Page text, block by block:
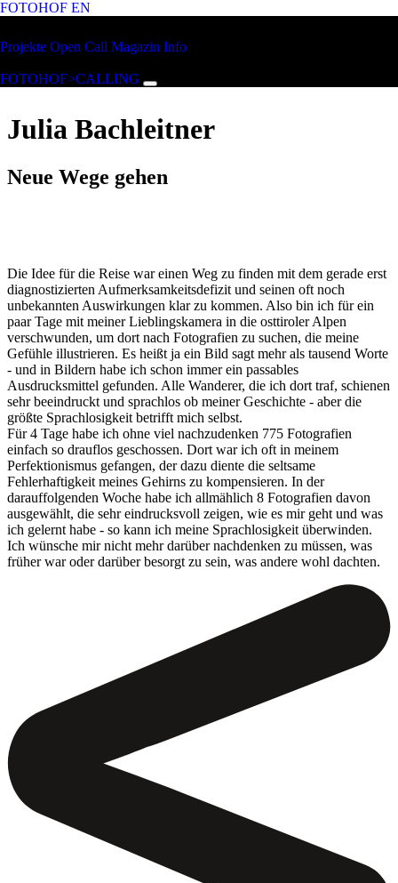
Zum Hauptinhalt springen
FOTOHOF EN
Projekte Open Call Magazin Info
FOTOHOF>CALLING
Julia Bachleitner
Neue Wege gehen
Die Idee für die Reise war einen Weg zu finden mit dem gerade erst
diagnostizierten Aufmerksamkeitsdefizit und seinen oft noch
unbekannten Auswirkungen klar zu kommen. Also bin ich für ein
paar Tage mit meiner Lieblingskamera in die osttiroler Alpen
verschwunden, um dort nach Fotografien zu suchen, die meine
Gefühle illustrieren. Es heißt ja ein Bild sagt mehr als tausend Worte
- und in Bildern habe ich schon immer ein passables
Ausdrucksmittel gefunden. Alle Wanderer, die ich dort traf, schienen
sehr beeindruckt und sprachlos ob meiner Geschichte - aber die
größte Sprachlosigkeit betrifft mich selbst.
Für 4 Tage habe ich ohne viel nachzudenken 775 Fotografien
einfach so drauflos geschossen. Dort war ich oft in meinem
Perfektionismus gefangen, der dazu diente die seltsame
Fehlerhaftigkeit meines Gehirns zu kompensieren. In der
darauffolgenden Woche habe ich allmählich 8 Fotografien davon
ausgewählt, die sehr eindrucksvoll zeigen, wie es mir geht und was
ich gelernt habe - so kann ich meine Sprachlosigkeit überwinden.
Ich wünsche mir nicht mehr darüber nachdenken zu müssen, was
früher war oder darüber besorgt zu sein, was andere wohl dachten.